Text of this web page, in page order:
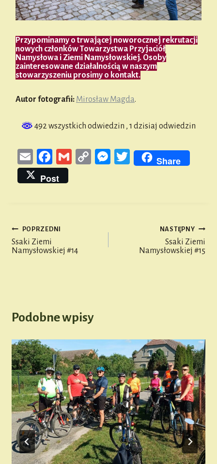
Przypominamy o trwającej noworocznej rekrutacji
nowych członków Towarzystwa Przyjaciół
Namysłowa i Ziemi Namysłowskiej. Osoby
zainteresowane działalnością w naszym
stowarzyszeniu prosimy o kontakt.
Autor fotografii: Mirosław Magda.
492 wszystkich odwiedzin , 1 dzisiaj odwiedzin
E
m
ail
Fa
ce
bo
G
Co
M
T
Share
Post
Nawigacja
wpisu
POPRZEDNI
Ssaki Ziemi
Namysłowskiej #14
NASTĘPNY
Ssaki Ziemi
Namysłowskiej #15
Podobne wpisy